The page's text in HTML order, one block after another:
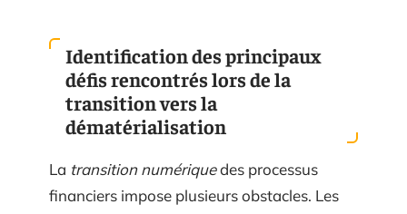
Identification des principaux
défis rencontrés lors de la
transition vers la
dématérialisation
La transition numériquedes processus
financiers impose plusieurs obstacles. Les